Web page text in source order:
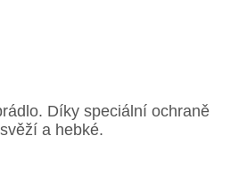
Díky speciální ochraně
a hebké.